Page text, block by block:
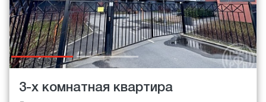
3-х комнатная квартира